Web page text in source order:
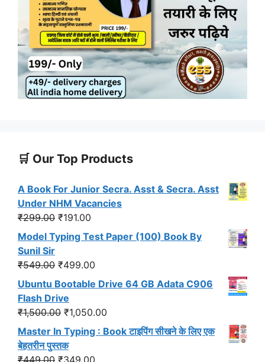
🛒 Our Top Products
A Book For Junior Secra. Asst & Secra. Asst
Under NHM Vacancies
₹299.00 Original
price
was:
₹299.00.
₹191.00
price
is:
₹191.00.
Model Typing Test Paper (100) Book By
Sunil Sir
₹549.00 Original
price
was:
₹549.00.
₹499.00
price
is:
₹499.00.
Ubuntu Bootable Drive 64 GB Adata C906
Flash Drive
₹1,500.00 Original
price
was:
₹1,500.00.
₹1,050.00
price
is:
Master In Typing : Book टाइपिंग सीखने के लिए एक
बेहतरीन पुस्तक
₹449.00 Original
₹349.00